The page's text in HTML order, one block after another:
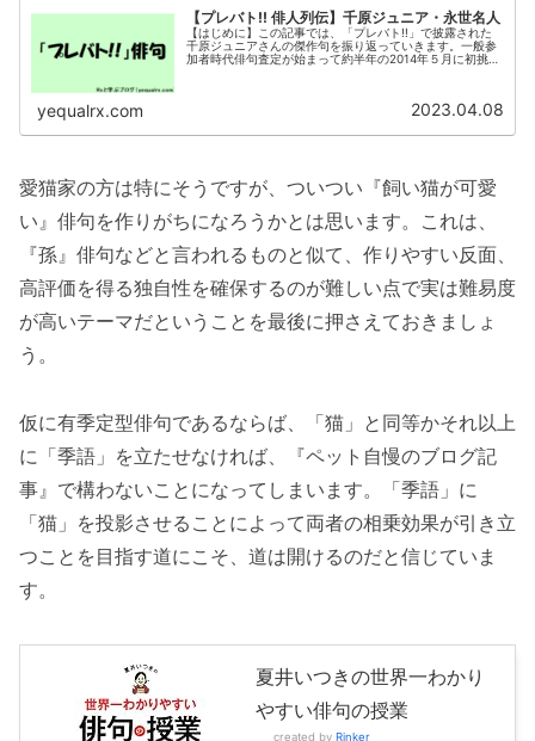
【プレバト!! 俳人列伝】千原ジュニア・永世名人
【はじめに】この記事では、「プレバト!!」で披露された
千原ジュニアさんの傑作句を振り返っていきます。一般参
加者時代俳句査定が始まって約半年の2014年５月に初挑戦
yequalrx.com 2023.04.08
愛猫家の方は特にそうですが、ついつい『飼い猫が可愛
い』俳句を作りがちになろうかとは思います。これは、
『孫』俳句などと言われるものと似て、作りやすい反面、
高評価を得る独自性を確保するのが難しい点で実は難易度
が高いテーマだということを最後に押さえておきましょ
う。
仮に有季定型俳句であるならば、「猫」と同等かそれ以上
に「季語」を立たせなければ、『ペット自慢のブログ記
事』で構わないことになってしまいます。「季語」に
「猫」を投影させることによって両者の相乗効果が引き立
つことを目指す道にこそ、道は開けるのだと信じていま
す。
夏井いつきの世界一わかり
やすい俳句の授業
created by Rinker